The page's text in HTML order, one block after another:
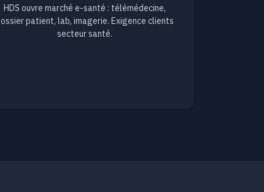
HDS ouvre marché e-santé : télémédecine,
patient, lab, imagerie. Exigence clients
secteur santé.